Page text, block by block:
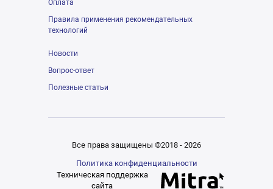
Оплата
Правила применения рекомендательных
технологий
Новости
Вопрос-ответ
Полезные статьи
Все права защищены ©2018 - 2026
Политика конфиденциальности
Техническая поддержка
сайта